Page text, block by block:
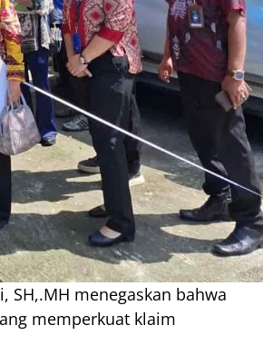
SH,.MH menegaskan bahwa
memperkuat klaim